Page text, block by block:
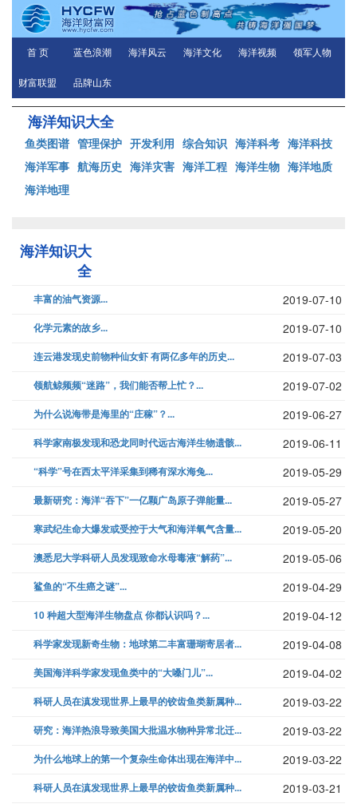
首 页 蓝色浪潮 海洋风云 海洋文化 海洋视频 领军人物
财富联盟 品牌山东
海洋知识大全
鱼类图谱 管理保护 开发利用 综合知识 海洋科考 海洋科技
海洋军事 航海历史 海洋灾害 海洋工程 海洋生物 海洋地质
海洋地理
海洋知识大
全
丰富的油气资源... 2019-07-10
化学元素的故乡... 2019-07-10
连云港发现史前物种仙女虾 有两亿多年的历史... 2019-07-03
领航鲸频频“迷路”，我们能否帮上忙？... 2019-07-02
为什么说海带是海里的“庄稼”？... 2019-06-27
科学家南极发现和恐龙同时代远古海洋生物遗骸... 2019-06-11
“科学”号在西太平洋采集到稀有深水海兔... 2019-05-29
最新研究：海洋“吞下”一亿颗广岛原子弹能量... 2019-05-27
寒武纪生命大爆发或受控于大气和海洋氧气含量... 2019-05-20
澳悉尼大学科研人员发现致命水母毒液“解药”... 2019-05-06
鲨鱼的“不生癌之谜”... 2019-04-29
10 种超大型海洋生物盘点 你都认识吗？... 2019-04-12
科学家发现新奇生物：地球第二丰富珊瑚寄居者... 2019-04-08
美国海洋科学家发现鱼类中的“大嗓门儿”... 2019-04-02
科研人员在滇发现世界上最早的铰齿鱼类新属种... 2019-03-22
研究：海洋热浪导致美国大批温水物种异常北迁... 2019-03-22
为什么地球上的第一个复杂生命体出现在海洋中... 2019-03-22
科研人员在滇发现世界上最早的铰齿鱼类新属种... 2019-03-21